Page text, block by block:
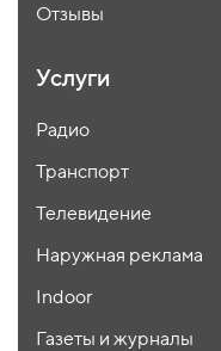
Отзывы
Услуги
Радио
Транспорт
Телевидение
Наружная реклама
Indoor
Газеты и журналы